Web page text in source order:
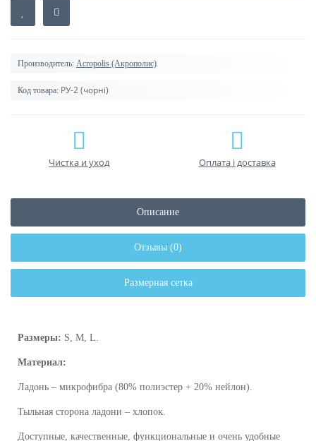
Производитель: Acropolis (Акрополис)
Код товара: РУ-2 (чорні)
Чистка и уход Оплата і доставка
Описание
Отзывы (0)
Размерная сетка
Размеры: S, M, L.
Материал:
Ладонь – микрофибра (80% полиэстер + 20% нейлон).
Тыльная сторона ладони – хлопок.
Доступные, качественные, функциональные и очень удобные